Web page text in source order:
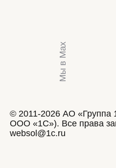
Мы в Max
© 2011-2026 АО «Группа
ООО «1С»). Все права
websol@1c.ru